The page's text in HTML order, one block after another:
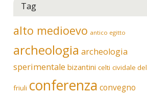
Tag
alto medioevo antico egitto
archeologia archeologia
sperimentale bizantini celti cividale del
friuli conferenza convegno